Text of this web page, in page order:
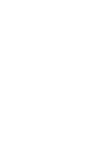
ofera o piscina amplasata